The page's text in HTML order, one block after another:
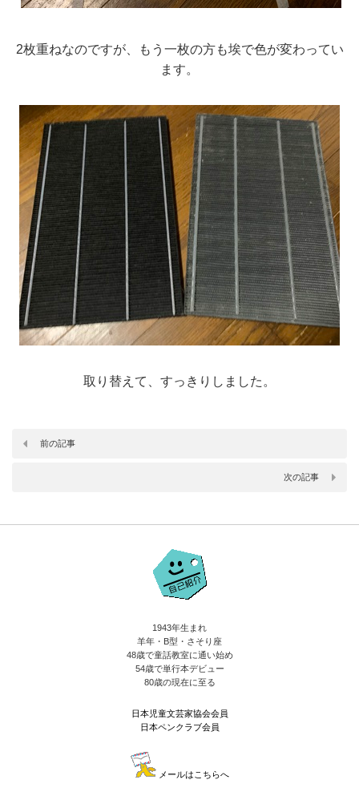
2枚重ねなのですが、もう一枚の方も埃で色が変わってい
ます。
取り替えて、すっきりしました。
前の記事
次の記事
1943年生まれ
羊年・B型・さそり座
48歳で童話教室に通い始め
54歳で単行本デビュー
80歳の現在に至る
日本児童文芸家協会会員
日本ペンクラブ会員
メールはこちらへ